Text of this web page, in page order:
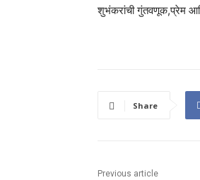
शुभंकरांची गुंतवणूक,प्रेम
Share
Previous article